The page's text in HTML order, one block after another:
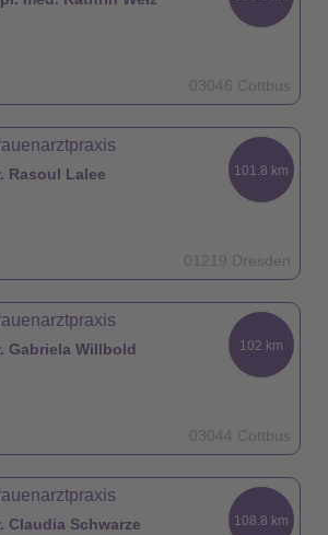
03046 Cottbus
Rasoul Lalee 101.8 km
01219 Dresden
Gabriela Willbold 102 km
03044 Cottbus
Claudia Schwarze 108.8 km